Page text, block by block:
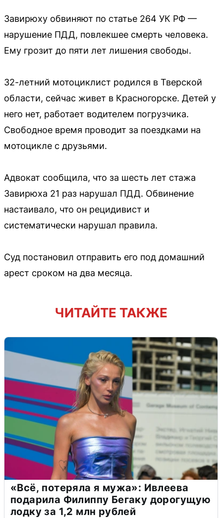
Завирюху обвиняют по статье 264 УК РФ —
нарушение ПДД, повлекшее смерть человека.
Ему грозит до пяти лет лишения свободы.
32-летний мотоциклист родился в Тверской
области, сейчас живет в Красногорске. Детей у
него нет, работает водителем погрузчика.
Свободное время проводит за поездками на
мотоцикле с друзьями.
Адвокат сообщила, что за шесть лет стажа
Завирюха 21 раз нарушал ПДД. Обвинение
настаивало, что он рецидивист и
систематически нарушал правила.
Суд постановил отправить его под домашний
арест сроком на два месяца.
ЧИТАЙТЕ ТАКЖЕ
«Всё, потеряла я мужа»: Ивлеева
подарила Филиппу Бегаку дорогущую
лодку за 1,2 млн рублей